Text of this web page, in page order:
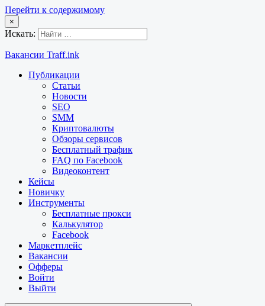
Перейти к содержимому
×
Искать:
Вакансии Traff.ink
Публикации
Статьи
Новости
SEO
SMM
Криптовалюты
Обзоры сервисов
Бесплатный трафик
FAQ по Facebook
Видеоконтент
Кейсы
Новичку
Инструменты
Бесплатные прокси
Калькулятор
Facebook
Маркетплейс
Вакансии
Офферы
Войти
Выйти